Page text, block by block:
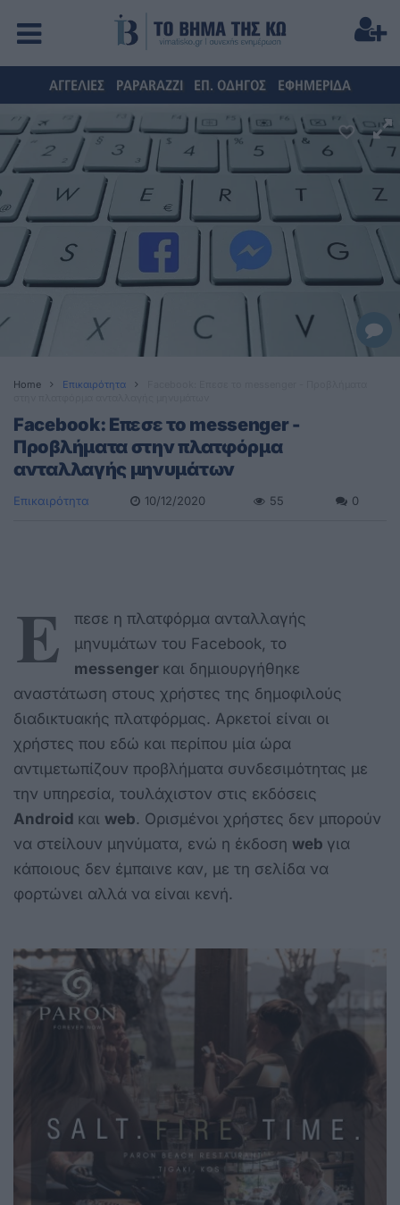
ΑΓΓΕΛΙΕΣ PAPARAZZI ΕΠ. ΟΔΗΓΟΣ ΕΦΗΜΕΡΙΔΑ
Home Επικαιρότητα
Facebook: Επεσε το messenger -
Προβλήματα στην πλατφόρμα
ανταλλαγής μηνυμάτων
Επικαιρότητα 10/12/2020 55 0
Ε
πεσε η πλατφόρμα ανταλλαγής
μηνυμάτων του Facebook , το
messenger και δημιουργήθηκε
αναστάτωση στους χρήστες της δημοφιλούς
διαδικτυακής πλατφόρμας. Αρκετοί είναι οι
χρήστες που εδώ και περίπου μία ώρα
αντιμετωπίζουν προβλήματα συνδεσιμότητας με
την υπηρεσία, τουλάχιστον στις εκδόσεις
Android και web. Ορισμένοι χρήστες δεν μπορούν
να στείλουν μηνύματα, ενώ η έκδοση web για
κάποιους δεν έμπαινε καν, με τη σελίδα να
φορτώνει αλλά να είναι κενή.